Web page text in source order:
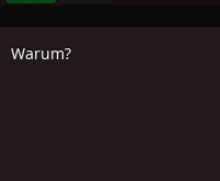
Warum?